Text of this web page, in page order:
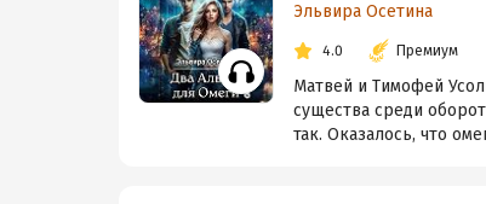
Эльвира Осетина
4.0 Премиум
Матвей и Тимофей
существа среди
так. Оказалось, что